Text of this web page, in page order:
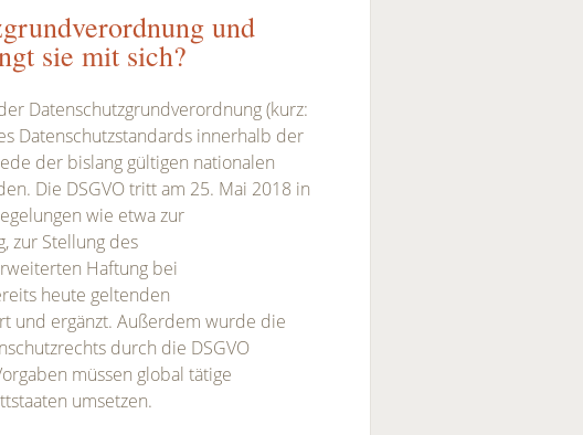
und
sie mit sich?
Datenschutzgrundverordnung (kurz:
Datenschutzstandards innerhalb der
der bislang gültigen nationalen
Die DSGVO tritt am 25. Mai 2018 in
wie etwa zur
zur Stellung des
Haftung bei
heute geltenden
und ergänzt. Außerdem wurde die
durch die DSGVO
müssen global tätige
umsetzen.